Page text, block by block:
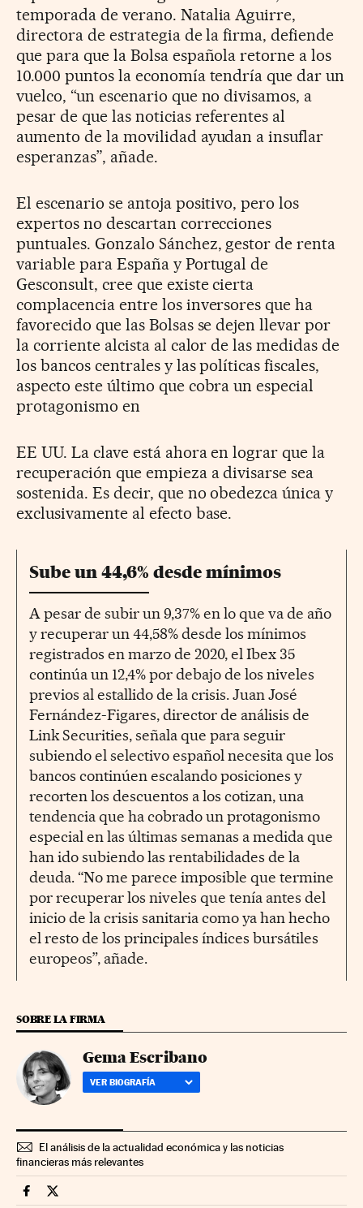
temporada de verano. Natalia Aguirre,
directora de estrategia de la firma, defiende
que para que la Bolsa española retorne a los
10.000 puntos la economía tendría que dar un
vuelco, “un escenario que no divisamos, a
pesar de que las noticias referentes al
aumento de la movilidad ayudan a insuflar
esperanzas”, añade.
El escenario se antoja positivo, pero los
expertos no descartan correcciones
puntuales. Gonzalo Sánchez, gestor de renta
variable para España y Portugal de
Gesconsult, cree que existe cierta
complacencia entre los inversores que ha
favorecido que las Bolsas se dejen llevar por
la corriente alcista al calor de las medidas de
los bancos centrales y las políticas fiscales,
aspecto este último que cobra un especial
protagonismo en
EE UU. La clave está ahora en lograr que la
recuperación que empieza a divisarse sea
sostenida. Es decir, que no obedezca única y
exclusivamente al efecto base.
Sube un 44,6% desde mínimos
A pesar de subir un 9,37% en lo que va de año
y recuperar un 44,58% desde los mínimos
registrados en marzo de 2020, el Ibex 35
continúa un 12,4% por debajo de los niveles
previos al estallido de la crisis. Juan José
Fernández-Figares, director de análisis de
Link Securities, señala que para seguir
subiendo el selectivo español necesita que los
bancos continúen escalando posiciones y
recorten los descuentos a los cotizan, una
tendencia que ha cobrado un protagonismo
especial en las últimas semanas a medida que
han ido subiendo las rentabilidades de la
deuda. “No me parece imposible que termine
por recuperar los niveles que tenía antes del
inicio de la crisis sanitaria como ya han hecho
el resto de los principales índices bursátiles
europeos”, añade.
SOBRE LA FIRMA
Gema Escribano
VER BIOGRAFÍA
El análisis de la actualidad económica y las noticias
financieras más relevantes
Mercados Financieros Cinco Días en Facebook
Mercados Financieros Cinco Días en Twitter